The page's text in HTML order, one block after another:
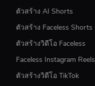
ตัวสร้าง AI Shorts
ตัวสร้าง Faceless Shorts
ตัวสร้างวิดีโอ Faceless
Faceless Instagram Reels
ตัวสร้างวิดีโอ TikTok